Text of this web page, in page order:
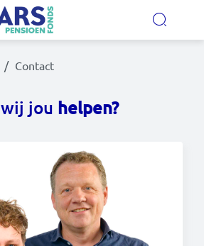
gaan
Contact
jou helpen?